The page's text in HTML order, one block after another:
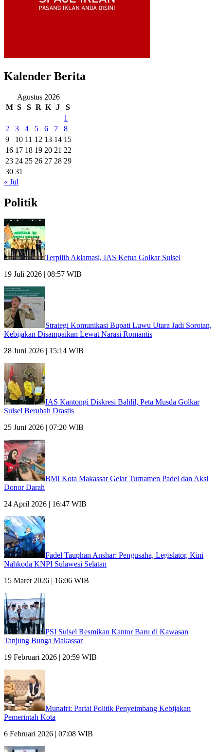
Kalender Berita
Agustus 2026
M S S R K J
S
1
2
3 4 5 6 7
8
9
10 11 12 13 14 15
16 17 18 19 20 21 22
23 24 25 26 27 28 29
30 31
« Jul
Politik
Terpilih Aklamasi, IAS Ketua Golkar Sulsel
19 Juli 2026 | 08:57 WIB
Strategi Komunikasi Bupati Luwu Utara Jadi Sorotan,
Kebijakan Disampaikan Lewat Narasi Romantis
28 Juni 2026 | 15:14 WIB
IAS Kantongi Diskresi Bahlil, Peta Musda Golkar
Sulsel Berubah Drastis
25 Juni 2026 | 07:20 WIB
BMI Kota Makassar Gelar Turnamen Padel dan Aksi
Donor Darah
24 April 2026 | 16:47 WIB
Fadel Tauphan Anshar: Pengusaha, Legislator, Kini
Nahkoda KNPI Sulawesi Selatan
15 Maret 2026 | 16:06 WIB
PSI Sulsel Resmikan Kantor Baru di Kawasan
Tanjung Bunga Makassar
19 Februari 2026 | 20:59 WIB
Munafri: Partai Politik Penyeimbang Kebijakan
Pemerintah Kota
6 Februari 2026 | 07:08 WIB